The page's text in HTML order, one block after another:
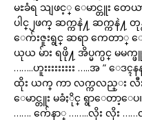
မႊခံရ သျဖင့္ ေမာင္တူး တ
ပါင္၂ဖက္ ဆက္ကနဲ႔ ဆက္ကနဲ႔ တု
ေက်းဇူးရွင္ ဆရာ ကေတာ္
ယုယ မ်ား ရဖို႔ အိပ္မက္ပင္ မမက္
……..ဟူးးးးးးးးး …..အ ”
ထိုး ယက္ ကာ လက္ကလည္း လီး
ေမာင္တူး မခံႏိုင္ ရွာေတာ့ေပ။
……. က်ေနာ္ ……..လိုး လိုး ……